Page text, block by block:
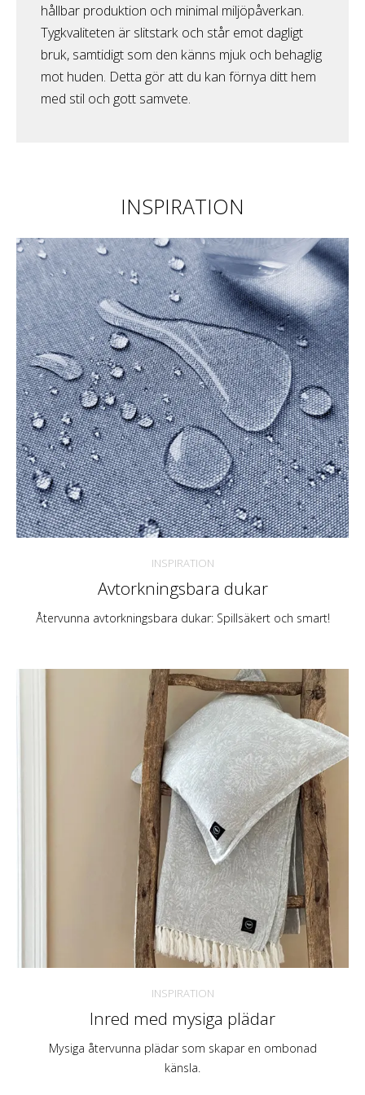
hållbar produktion och minimal miljöpåverkan.
Tygkvaliteten är slitstark och står emot dagligt
bruk, samtidigt som den känns mjuk och behaglig
mot huden. Detta gör att du kan förnya ditt hem
med stil och gott samvete.
INSPIRATION
INSPIRATION
Avtorkningsbara dukar
Återvunna avtorkningsbara dukar: Spillsäkert och smart!
INSPIRATION
Inred med mysiga plädar
Mysiga återvunna plädar som skapar en ombonad
känsla.